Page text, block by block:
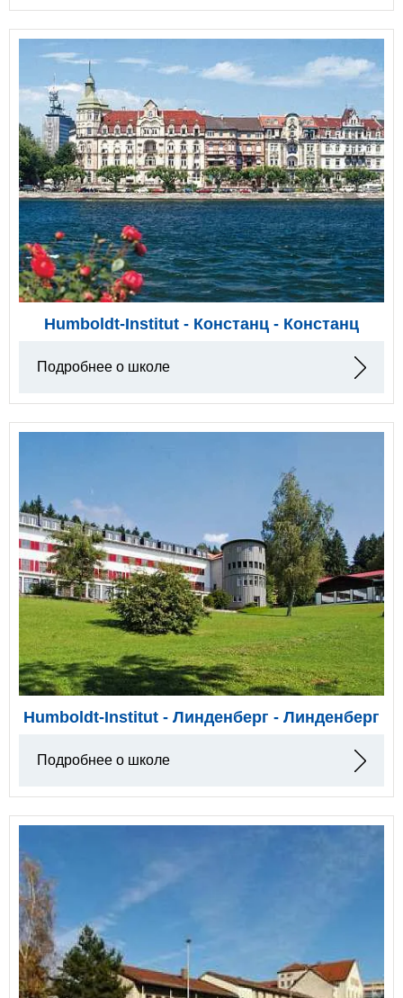
Humboldt-Institut - Констанц - Констанц
Подробнее о школе
Humboldt-Institut - Линденберг - Линденберг
Подробнее о школе